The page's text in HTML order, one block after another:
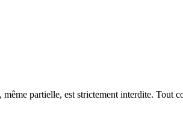
partielle, est strictement interdite. Tout